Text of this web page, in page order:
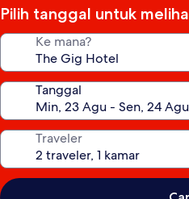
Pilih tanggal untuk
Ke mana?
Tanggal
Traveler